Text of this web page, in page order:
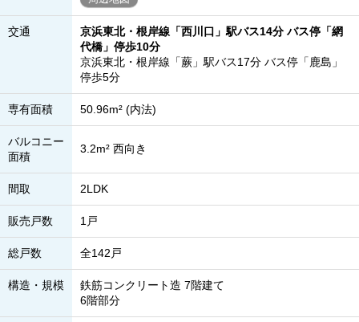
交通
京浜東北・根岸線「西川口」駅バス14分 バス停「網
代橋」停歩10分
京浜東北・根岸線「蕨」駅バス17分 バス停「鹿島」
停歩5分
専有面積 50.96m² (内法)
バルコニー
面積
3.2m² 西向き
間取 2LDK
販売戸数 1戸
総戸数 全142戸
構造・規模
鉄筋コンクリート造 7階建て
6階部分